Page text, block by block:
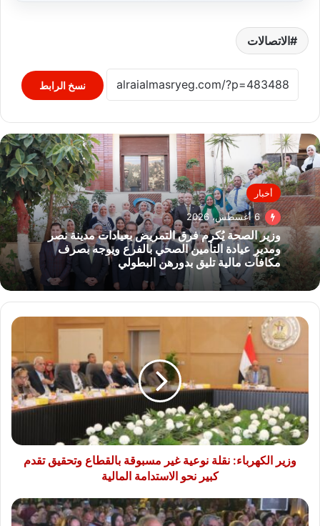
الاتصالات
نسخ الرابط
أخبار
6 أغسطس، 2026
وزير الصحة يُكرم فرق التمريض بعيادات مدينة نصر
ومدير عيادة التأمين الصحي بالفرع ويوجه بصرف
مكافآت مالية تليق بدورهن البطولي
وزير
الكهرباء:
مسبوقة
بالقطاع
وتحقيق
تقدم
كبير
المالية
وزير الكهرباء: نقلة نوعية غير مسبوقة بالقطاع وتحقيق تقدم
كبير نحو الاستدامة المالية
مؤسسة
فاروق